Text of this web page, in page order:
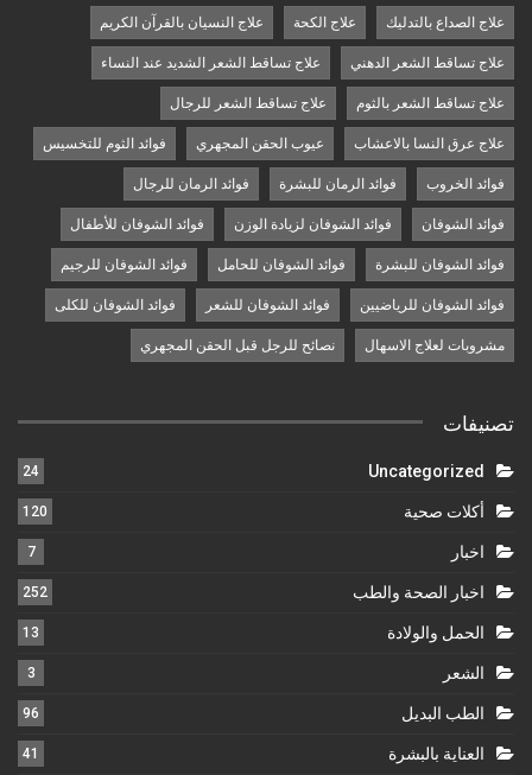
علاج الصداع بالتدليك علاج الكحة علاج النسيان بالقرآن الكريم
علاج تساقط الشعر الدهني علاج تساقط الشعر الشديد عند النساء
علاج تساقط الشعر بالثوم علاج تساقط الشعر للرجال
علاج عرق النسا بالاعشاب عيوب الحقن المجهري فوائد الثوم للتخسيس
فوائد الخروب فوائد الرمان للبشرة فوائد الرمان للرجال
فوائد الشوفان فوائد الشوفان لزيادة الوزن فوائد الشوفان للأطفال
فوائد الشوفان للبشرة فوائد الشوفان للحامل فوائد الشوفان للرجيم
فوائد الشوفان للرياضيين فوائد الشوفان للشعر فوائد الشوفان للكلى
مشروبات لعلاج الاسهال نصائح للرجل قبل الحقن المجهري
تصنيفات
Uncategorized
24
أكلات صحية 120
اخبار 7
اخبار الصحة والطب 252
الحمل والولادة 13
الشعر 3
الطب البديل 96
العناية بالبشرة 41